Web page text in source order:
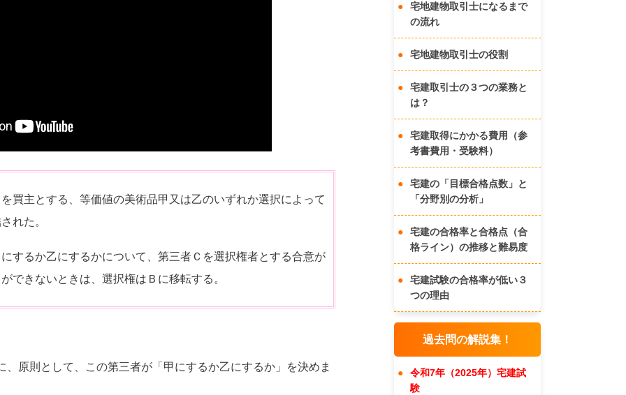
買主とする、等価値の美術品甲又は乙のいずれか選択によって
れた。
するか乙にするかについて、第三者Ｃを選択権者とする合意が
できないときは、選択権はＢに移転する。
原則として、この第三者が「甲にするか乙にするか」を決めま
宅地建物取引士になるまで
の流れ
宅地建物取引士の役割
宅建取引士の３つの業務と
は？
宅建取得にかかる費用（参
考書費用・受験料）
宅建の「目標合格点数」と
「分野別の分析」
宅建の合格率と合格点（合
格ライン）の推移と難易度
宅建試験の合格率が低い３
つの理由
過去問の解説集！
令和7年（2025年）宅建試
験